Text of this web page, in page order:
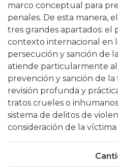
marco conceptual para
penales. De esta manera,
tres grandes apartados: el
contexto internacional en
persecución y sanción de
atiende particularmente
prevención y sanción de
revisión profunda y
tratos crueles o
sistema de delitos de
consideración de la